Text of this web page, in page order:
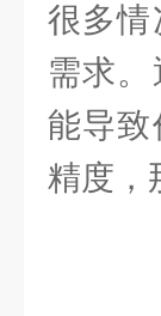
很多情
需求
能导致
精度，